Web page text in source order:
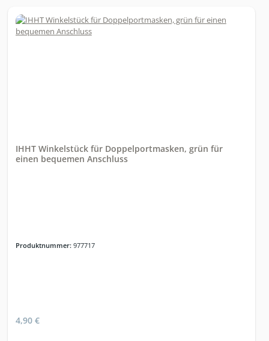
IHHT Winkelstück für Doppelportmasken, grün für
einen bequemen Anschluss
Produktnummer: 977717
4,90 €